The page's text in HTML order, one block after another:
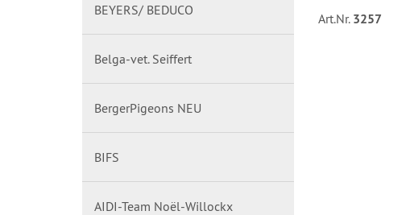
Art.Nr. 3257
BEYERS/ BEDUCO
Belga-vet. Seiffert
BergerPigeons NEU
BIFS
AIDI-Team Noël-Willockx